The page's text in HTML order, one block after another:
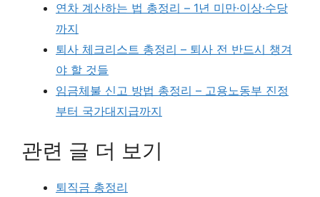
연차 계산하는 법 총정리 – 1년 미만·이상·수당
까지
퇴사 체크리스트 총정리 – 퇴사 전 반드시 챙겨
야 할 것들
임금체불 신고 방법 총정리 – 고용노동부 진정
부터 국가대지급까지
관련 글 더 보기
퇴직금 총정리